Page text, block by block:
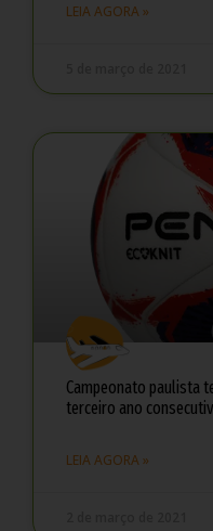
LEIA AGORA »
Campeonato paulista
terceiro ano
LEIA AGORA »